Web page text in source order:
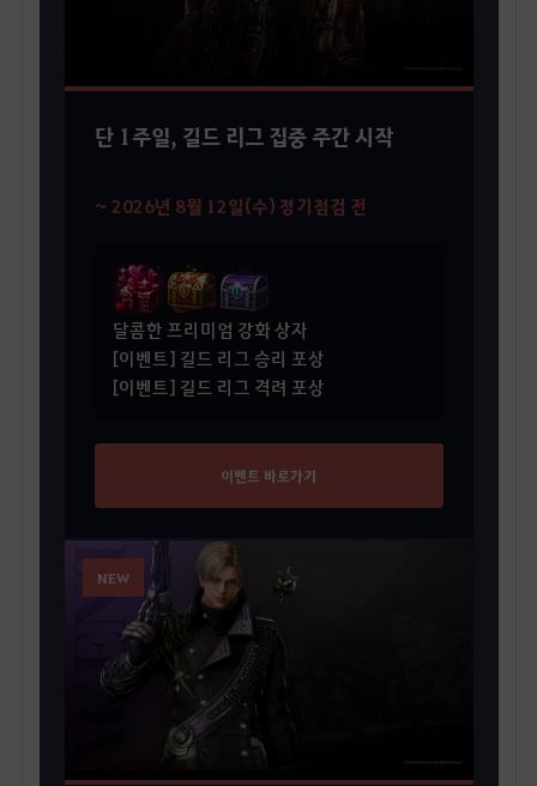
단 1주일, 길드 리그 집중 주간 시작
~ 2026년 8월 12일(수) 정기점검 전
달콤한 프리미엄 강화 상자
[이벤트] 길드 리그 승리 포상
[이벤트] 길드 리그 격려 포상
이벤트 바로가기
NEW